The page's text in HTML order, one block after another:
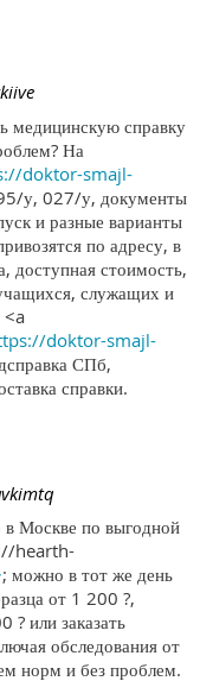
медицинскую справку
На
doktor-smajl-
у, 027/у, документы
и разные варианты
по адресу, в
доступная стоимость,
служащих и
<a
doktor-smajl-
СПб,
справки.
Москве по выгодной
hearth-
; можно в тот же день
от 1 200 ?,
или заказать
обследования от
норм и без проблем.